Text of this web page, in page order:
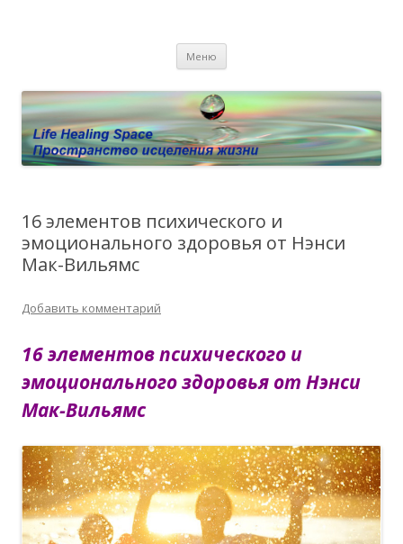
Личный сайт Елены Барымовой
исцелении воспоминанием и ренкарнационике. Услуги.
Меню
16 элементов психического и
эмоционального здоровья от Нэнси
Мак-Вильямс
Добавить комментарий
16 элементов психического и
эмоционального здоровья от Нэнси
Мак-Вильямс